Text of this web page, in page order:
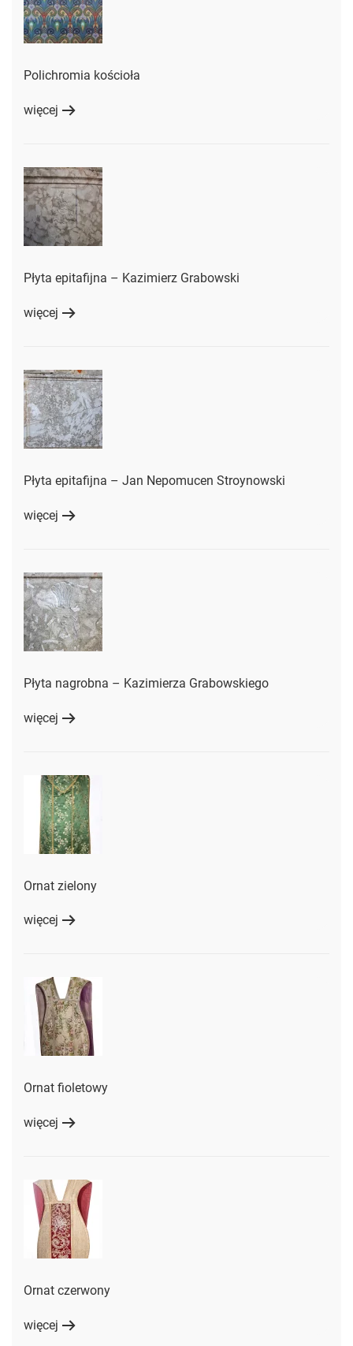
Polichromia kościoła
więcej
Płyta epitafijna – Kazimierz Grabowski
więcej
Płyta epitafijna – Jan Nepomucen Stroynowski
więcej
Płyta nagrobna – Kazimierza Grabowskiego
więcej
Ornat zielony
więcej
Ornat fioletowy
więcej
Ornat czerwony
więcej